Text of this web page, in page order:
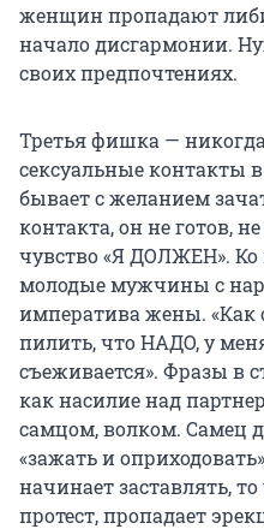
женщин пропадают
начало дисгармонии.
своих предпочтениях.
Третья фишка —
сексуальные контакты в
бывает с желанием
контакта, он не готов,
чувство «Я ДОЛЖЕН».
молодые мужчины с
императива жены. «Как
пилить, что НАДО, у
съеживается». Фразы в
как насилие над
самцом, волком. Самец
«зажать и
начинает заставлять,
протест, пропадает